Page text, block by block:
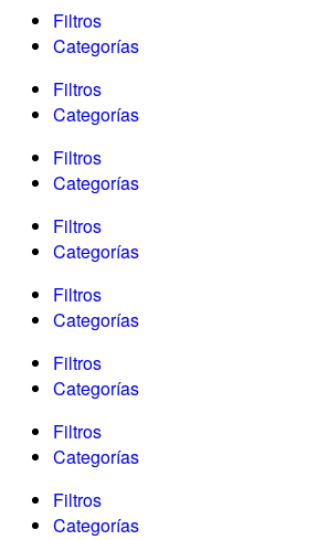
Filtros
Categorías
Filtros
Categorías
Filtros
Categorías
Filtros
Categorías
Filtros
Categorías
Filtros
Categorías
Filtros
Categorías
Filtros
Categorías